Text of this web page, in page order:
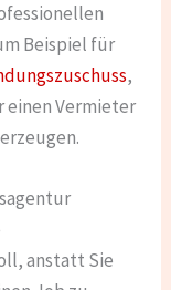
Beispiel für
,
einen Vermieter
anstatt Sie